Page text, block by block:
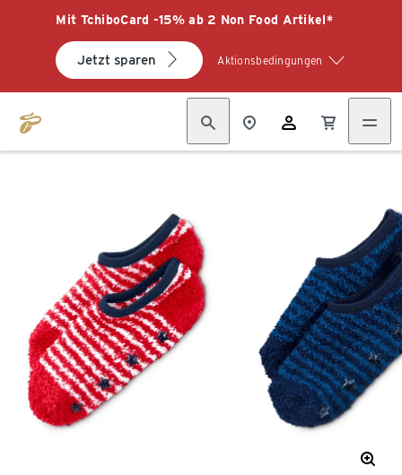
Mit TchiboCard -15% ab 2 Non Food Artikel*
Jetzt sparen Aktionsbedingungen